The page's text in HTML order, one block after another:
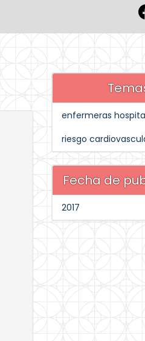
enfermeras
riesgo
Fecha de
2017